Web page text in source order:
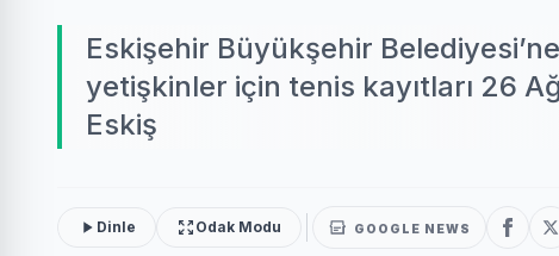
Eskişehir Büyükşehir
yetişkinler için tenis kayıtları 26
Eskiş
Dinle Odak Modu GOOGLE NEWS